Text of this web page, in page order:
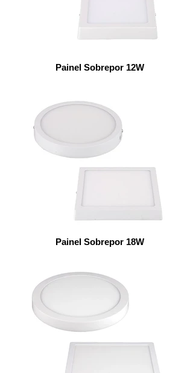
Painel Sobrepor 12W
Painel Sobrepor 18W